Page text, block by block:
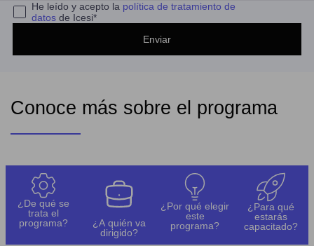
He leído y acepto la política de tratamiento de
datosde Icesi*
Conoce más sobre el programa
¿De qué se
trata el
programa?
¿A quién va
dirigido?
¿Por qué elegir
este
programa?
¿Para qué
estarás
capacitado?